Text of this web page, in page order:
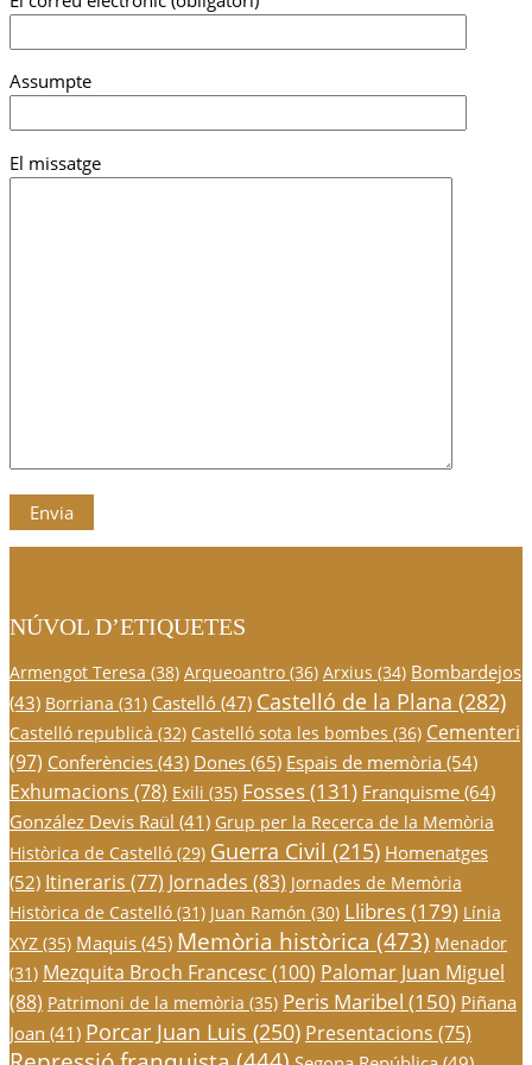
Assumpte
El missatge
NÚVOL D’ETIQUETES
Armengot Teresa (38) Arqueoantro (36) Arxius (34) Bombardejos
(43) Borriana (31) Castelló (47) Castelló de la Plana (282)
Castelló republicà (32) Castelló sota les bombes (36) Cementeri
(97) Conferències (43) Dones(65) Espais de memòria (54)
Exhumacions (78) Exili (35) Fosses(131) Franquisme(64)
González Devis Raül (41) Grup per la Recerca de la Memòria
Històrica de Castelló (29) Guerra Civil (215) Homenatges
(52) Itineraris (77) Jornades (83) Jornades de Memòria
Històrica de Castelló (31) Juan Ramón (30) Llibres(179) Línia
XYZ (35) Maquis (45) Memòria històrica (473) Menador
(31) Mezquita Broch Francesc (100) Palomar Juan Miguel
(88) Patrimoni de la memòria (35) Peris Maribel (150) Piñana
Joan (41) Porcar Juan Luis (250) Presentacions (75)